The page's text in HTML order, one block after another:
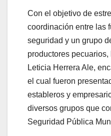
Con el objetivo de
coordinación entre las
seguridad y un grupo
productores
Leticia Herrera Ale,
el cual fueron
estableros y
diversos grupos que
Seguridad Pública